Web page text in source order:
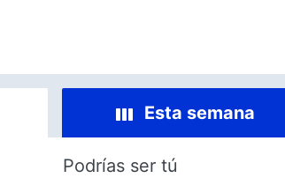
Esta semana
Podrías ser tú